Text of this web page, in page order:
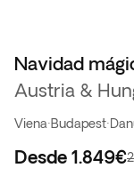
Navidad
Austria &
Viena·Budapest·
Desde 1.849€